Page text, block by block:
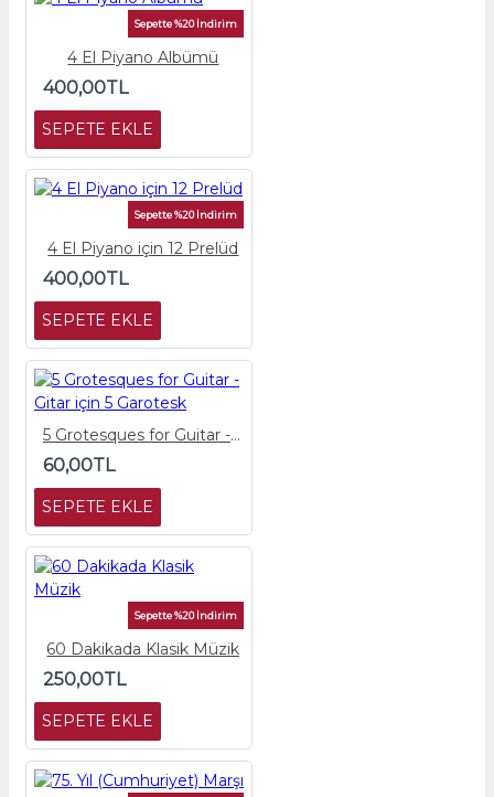
Sepette %20 İndirim
4 El Piyano Albümü
400,00TL
SEPETE EKLE
Sepette %20 İndirim
4 El Piyano için 12 Prelüd
400,00TL
SEPETE EKLE
5 Grotesques for Guitar - Gitar için 5 Garotesk
60,00TL
SEPETE EKLE
Sepette %20 İndirim
60 Dakikada Klasik Müzik
250,00TL
SEPETE EKLE